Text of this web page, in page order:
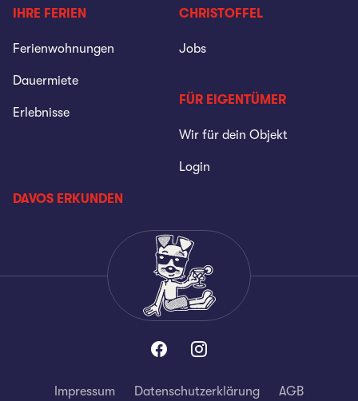
IHRE FERIEN
Ferienwohnungen
Dauermiete
Erlebnisse
CHRISTOFFEL
Jobs
FÜR EIGENTÜMER
Wir für dein Objekt
Login
DAVOS ERKUNDEN
Impressum Datenschutzerklärung AGB